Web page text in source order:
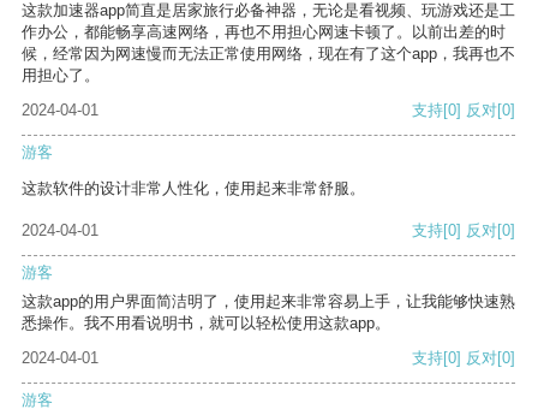
这款加速器app简直是居家旅行必备神器，无论是看视频、玩游戏还是工
作办公，都能畅享高速网络，再也不用担心网速卡顿了。以前出差的时
候，经常因为网速慢而无法正常使用网络，现在有了这个app，我再也不
用担心了。
2024-04-01
支持[0] 反对[0]
游客
这款软件的设计非常人性化，使用起来非常舒服。
2024-04-01 支持[0] 反对[0]
游客
这款app的用户界面简洁明了，使用起来非常容易上手，让我能够快速熟
悉操作。我不用看说明书，就可以轻松使用这款app。
2024-04-01
支持[0] 反对[0]
游客